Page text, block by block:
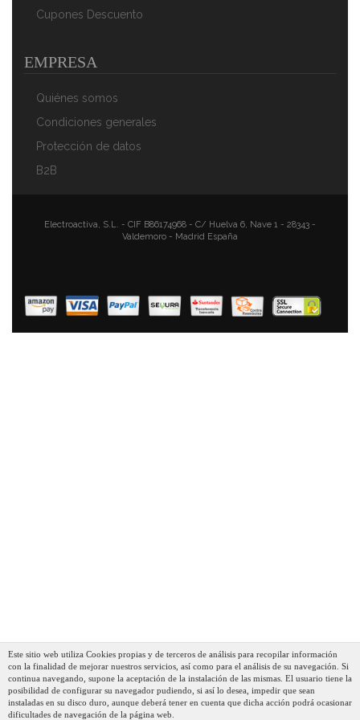
Cupones Descuento
EMPRESA
Quiénes somos
Condiciones generales
Protección de datos
B2B
Electroactiva, S.L. - CIF B86174968 - C/ Huelva 6, Nave 1 - 28343 -
Valdemoro - Madrid España
Este sitio web utiliza Cookies propias y de terceros de análisis para recopilar información
con la finalidad de mejorar nuestros servicios, así como para el análisis de su navegación. Si
continua navegando, supone la aceptación de la instalación de las mismas. El usuario tiene la
posibilidad de configurar su navegador pudiendo, si así lo desea, impedir que sean
instaladas en su disco duro, aunque deberá tener en cuenta que dicha acción podrá ocasionar
dificultades de navegación de la página web.